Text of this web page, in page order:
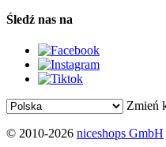
Śledź nas na
Zmień
© 2010-2026 niceshops GmbH